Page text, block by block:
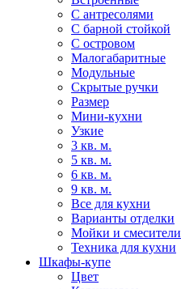
С антресолями
С барной стойкой
С островом
Малогабаритные
Модульные
Скрытые ручки
Размер
Мини-кухни
Узкие
3 кв. м.
5 кв. м.
6 кв. м.
9 кв. м.
Все для кухни
Варианты отделки
Мойки и смесители
Техника для кухни
Шкафы-купе
Цвет